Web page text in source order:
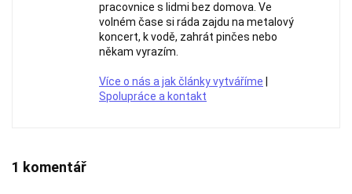
pracovnice s lidmi bez domova. Ve
volném čase si ráda zajdu na metalový
koncert, k vodě, zahrát pinčes nebo
někam vyrazím.
Více o nás a jak články vytváříme
Spolupráce a kontakt
1 komentář